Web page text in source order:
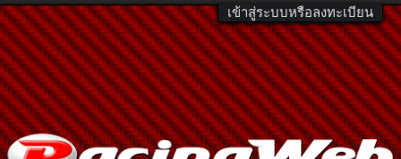
เข้าสู่ระบบหรือลงทะเบียน